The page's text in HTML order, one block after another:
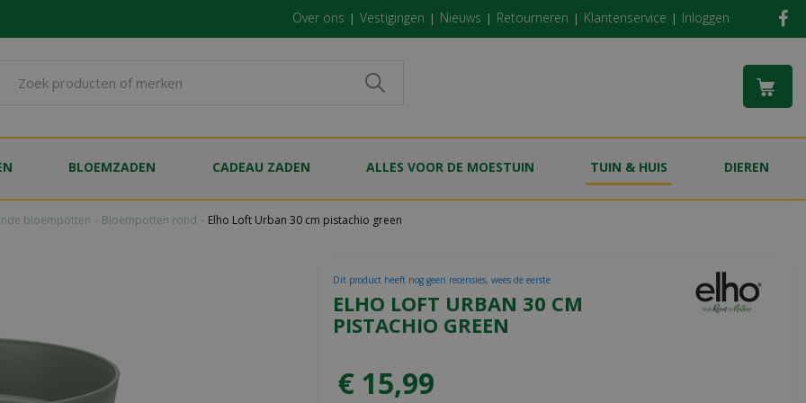
bloempotten Bloempotten rond Elho Loft Urban 30 cm pistachio green
Over ons Vestigingen Nieuws Retourneren Klantenservice Inloggen
BLOEMZADEN CADEAU ZADEN ALLES VOOR DE MOESTUIN TUIN & HUIS DIEREN
ELHO LOFT URBAN 30 CM
PISTACHIO GREEN
Dit product heeft nog geen recensies, wees de eerste
€ 15,99